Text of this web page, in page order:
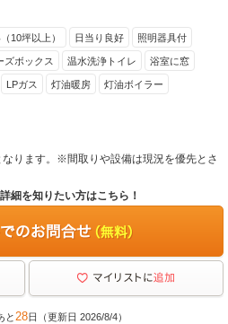
10坪以上） 日当り良好 照明器具付
ズボックス 温水洗浄トイレ 浴室に窓
LPガス 灯油暖房 灯油ボイラー
ります。※間取りや設備は現況を優先とさ
細を知りたい方はこちら！
と 28日（更新日 2026/8/4）